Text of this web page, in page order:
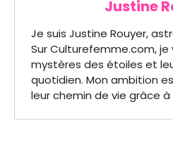
Justine
Je suis Justine Rouyer,
Sur Culturefemme.com, je
mystères des étoiles et
quotidien. Mon ambition
leur chemin de vie grâce